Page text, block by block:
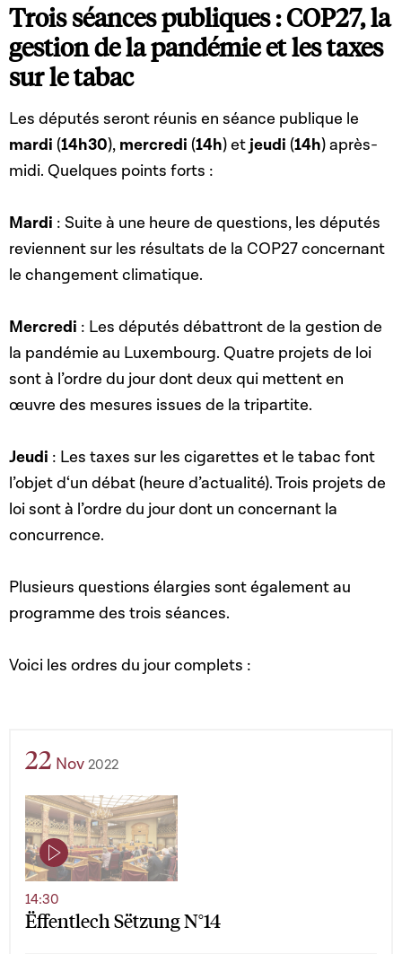
Trois séances publiques : COP27, la
gestion de la pandémie et les taxes
sur le tabac
Les députés seront réunis en séance publique le
mardi (14h30), mercredi (14h) et jeudi (14h) après-
midi. Quelques points forts :
Mardi : Suite à une heure de questions, les députés
reviennent sur les résultats de la COP27 concernant
le changement climatique.
Mercredi : Les députés débattront de la gestion de
la pandémie au Luxembourg. Quatre projets de loi
sont à l’ordre du jour dont deux qui mettent en
œuvre des mesures issues de la tripartite.
Jeudi : Les taxes sur les cigarettes et le tabac font
l’objet d‘un débat (heure d’actualité). Trois projets de
loi sont à l’ordre du jour dont un concernant la
concurrence.
Plusieurs questions élargies sont également au
programme des trois séances.
Voici les ordres du jour complets :
22 Nov 2022
Ëffentlech Sëtzung N°14
14:30